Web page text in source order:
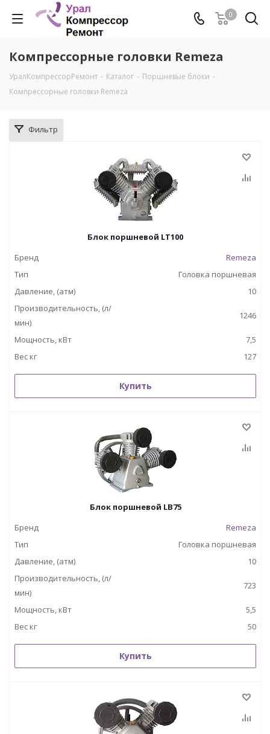
0
Компрессорные головки Remeza
УралКомпрессорРемонт - Каталог - Поршневые блоки -
Компрессорные головки Remeza
Фильтр
Блок поршневой LТ100
Бренд
Remeza
Тип
Головка поршневая
Давление, (атм)
10
Производительность, (л/
мин)
1246
Мощность, кВт
7,5
Вес кг
127
Купить
Блок поршневой LB75
Бренд
Remeza
Тип
Головка поршневая
Давление, (атм)
10
Производительность, (л/
мин)
723
Мощность, кВт
5,5
Вес кг
50
Купить